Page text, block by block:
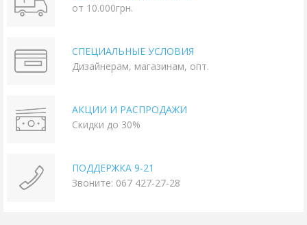
от 10.000грн.
СПЕЦИАЛЬНЫЕ УСЛОВИЯ
Дизайнерам, магазинам, опт.
АКЦИИ И РАСПРОДАЖИ
Скидки до 30%
ПОДДЕРЖКА 9-21
Звоните: 067 427-27-28